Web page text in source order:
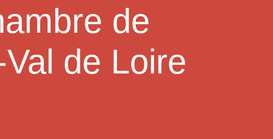
de
de Loire